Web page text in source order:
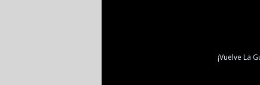
¡Vuelve La